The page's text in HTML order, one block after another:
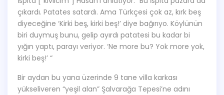
çıkardı. Patates satardı. Ama Türkçesi çok az, kırk beş
diyeceğine ‘Kirki beş, kirki beş!’ diye bağırıyo. Köylünün
biri duymuş bunu, gelip ayırdı patatesi bu kadar bi
yığın yaptı, parayı veriyor. ‘Ne more bu? Yok more yok,
kirki beş!’ “
Bir aydan bu yana üzerinde 9 tane villa karkası
yükseliveren “yeşil alan” Şalvarağa Tepesi’ne adını